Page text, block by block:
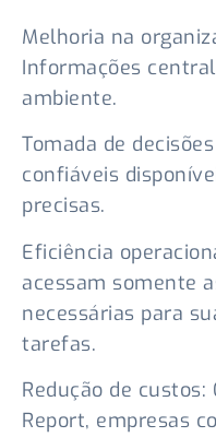
Melhoria na
Informações
ambiente.
Tomada de
confiáveis
precisas.
Eficiência
acessam somente
necessárias para
tarefas.
Redução de
Report, empresas